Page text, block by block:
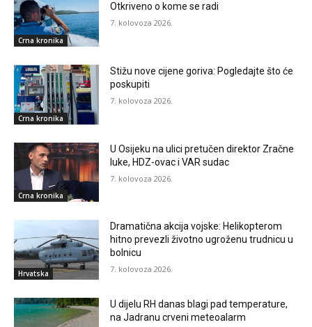
Crna kronika
Otkriveno o kome se radi
7. kolovoza 2026.
Crna kronika
Stižu nove cijene goriva: Pogledajte što će
poskupiti
7. kolovoza 2026.
Crna kronika
U Osijeku na ulici pretučen direktor Zračne
luke, HDZ-ovac i VAR sudac
7. kolovoza 2026.
Hrvatska
Dramatična akcija vojske: Helikopterom
hitno prevezli životno ugroženu trudnicu u
bolnicu
7. kolovoza 2026.
U dijelu RH danas blagi pad temperature,
na Jadranu crveni meteoalarm